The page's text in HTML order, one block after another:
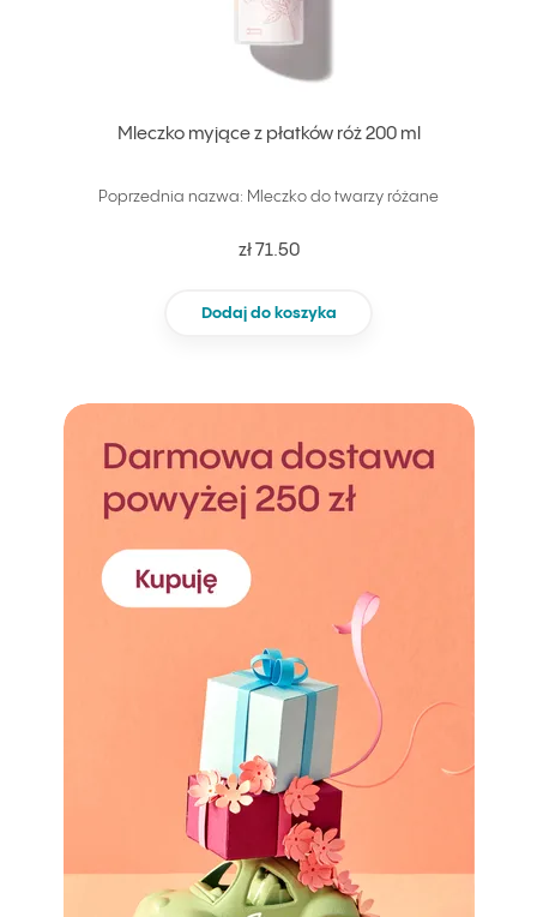
Mleczko myjące z płatków róż 200 ml
Poprzednia nazwa: Mleczko do twarzy różane
zł 71.50
Dodaj do koszyka